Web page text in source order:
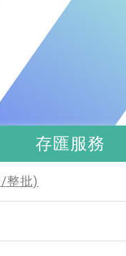
存匯服務
整批)